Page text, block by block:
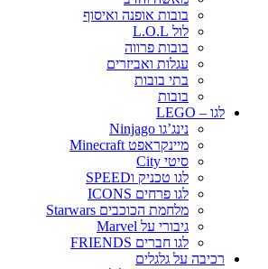
בובות אופנה ואיסוף
לול L.O.L
בובות פרווה
עגלות ואביזרים
בתי בובות
בובות
לגו – LEGO
נינג’גו Ninjago
מיינקראפט Minecraft
סיטי City
לגו טכניק וSPEED
לגו פרחים ICONS
מלחמת הכוכבים Starwars
גיבורי על Marvel
לגו חברים FRIENDS
רכיבה על גלגלים